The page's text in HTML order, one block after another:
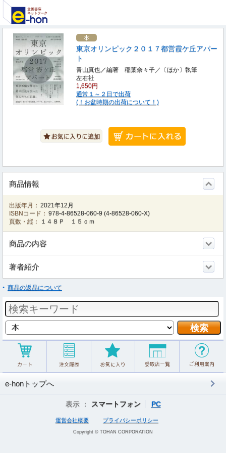
東京オリンピック２０１７都営霞ケ丘アパー
ト
青山真也／編著 稲葉奈々子／〔ほか〕執筆
左右社
1,650円
通常１～２日で出荷
(！お盆時期の出荷について！)
商品情報
出版年月： 2021年12月
ISBNコード： 978-4-86528-060-9 (4-86528-060-X)
頁数・縦：
１４８Ｐ １５ｃｍ
商品の内容
著者紹介
商品の返品について
e-honトップへ
表示 ： スマートフォン PC
運営会社概要 プライバシーポリシー
Copyright © TOHAN CORPORATION